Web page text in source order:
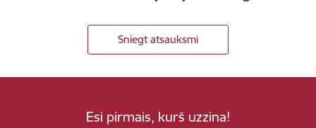
Sniegt atsauksmi
Esi pirmais, kurš uzzina!